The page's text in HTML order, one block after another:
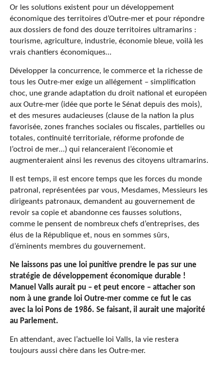
Or les solutions existent pour un développement
économique des territoires d’Outre-mer et pour répondre
aux dossiers de fond des douze territoires ultramarins :
tourisme, agriculture, industrie, économie bleue, voilà les
vrais chantiers économiques…
Développer la concurrence, le commerce et la richesse de
tous les Outre-mer exige un allégement – simplification
choc, une grande adaptation du droit national et européen
aux Outre-mer (idée que porte le Sénat depuis des mois),
et des mesures audacieuses (clause de la nation la plus
favorisée, zones franches sociales ou fiscales, partielles ou
totales, continuité territoriale, réforme profonde de
l’octroi de mer…) qui relanceraient l’économie et
augmenteraient ainsi les revenus des citoyens ultramarins.
Il est temps, il est encore temps que les forces du monde
patronal, représentées par vous, Mesdames, Messieurs les
dirigeants patronaux, demandent au gouvernement de
revoir sa copie et abandonne ces fausses solutions,
comme le pensent de nombreux chefs d’entreprises, des
élus de la République et, nous en sommes sûrs,
d’éminents membres du gouvernement.
Ne laissons pas une loi punitive prendre le pas sur une
stratégie de développement économique durable !
Manuel Valls aurait pu – et peut encore – attacher son
nom à une grande loi Outre-mer comme ce fut le cas
avec la loi Pons de 1986. Se faisant, il aurait une majorité
au Parlement.
En attendant, avec l’actuelle loi Valls, la vie restera
toujours aussi chère dans les Outre-mer.